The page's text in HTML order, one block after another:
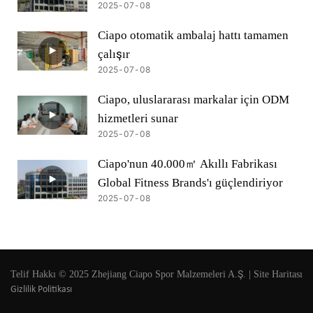
2025 07 08
Ciapo otomatik ambalaj hattı tamamen
çalışır
2025 07 08
Ciapo, uluslararası markalar için ODM
hizmetleri sunar
2025 07 08
Ciapo'nun 40.000㎡ Akıllı Fabrikası
Global Fitness Brands'ı güçlendiriyor
2025 07 08
Telif Hakkı © 2025 Zhejiang Ciapo Spor Malzemeleri A.Ş. | Site Haritası
Gizlilik Politikası